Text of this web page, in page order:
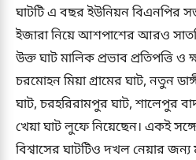
ঘাটটি এ বছর ইউনিয়ন বিএনপির
ইজারা নিয়ে আশপাশের আরও
উক্ত ঘাট মালিক প্রভাব প্রতিপত্তি
চরমোহন মিয়া গ্রামের ঘাট, নতুন
ঘাট, চরহরিরামপুর ঘাট, শালেপুর
খেয়া ঘাট লুফে নিয়েছেন। একই
বিশ্বাসের ঘাটটিও দখল নেয়ার জন্য